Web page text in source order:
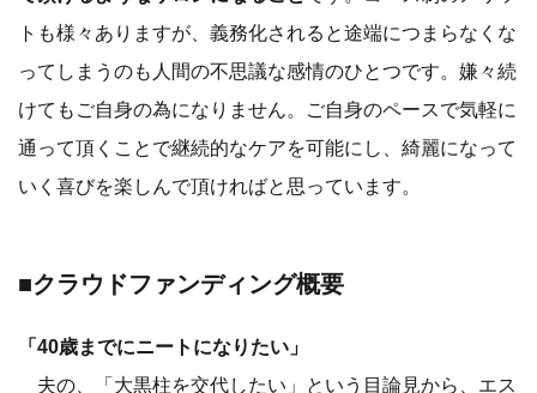
トも様々ありますが、義務化されると途端につまらなくな
ってしまうのも人間の不思議な感情のひとつです。嫌々続
けてもご自身の為になりません。ご自身のペースで気軽に
通って頂くことで継続的なケアを可能にし、綺麗になって
いく喜びを楽しんで頂ければと思っています。
■クラウドファンディング概要
「40歳までにニートになりたい」
夫の、「大黒柱を交代したい」という目論見から、エス